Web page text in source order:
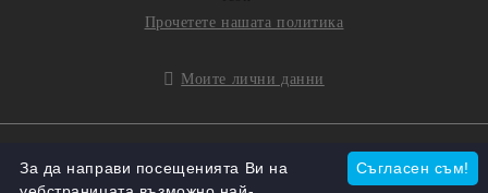
Прочетете нашата политика
Моите лични данни
Съгласен съм!
За да направи посещенията Ви на